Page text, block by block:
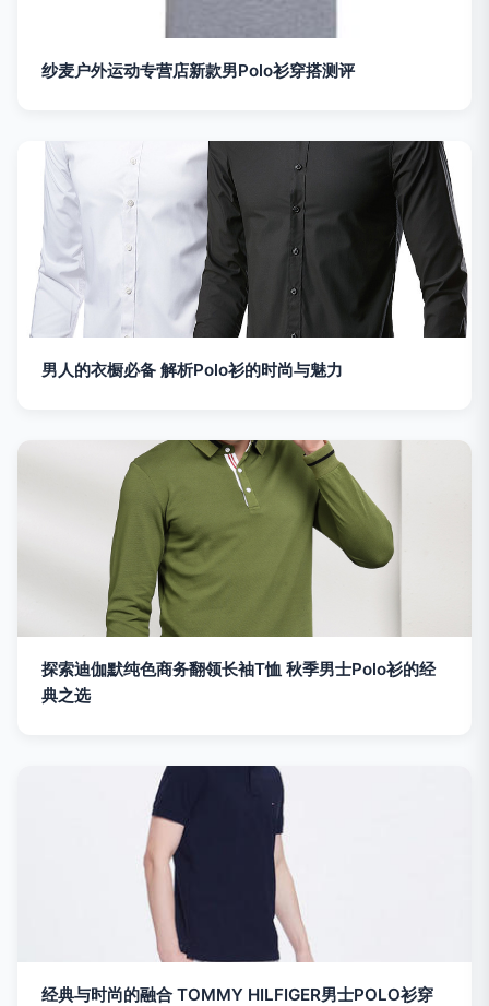
纱麦户外运动专营店新款男Polo衫穿搭测评
男人的衣橱必备 解析Polo衫的时尚与魅力
探索迪伽默纯色商务翻领长袖T恤 秋季男士Polo衫的经
典之选
经典与时尚的融合 TOMMY HILFIGER男士POLO衫穿